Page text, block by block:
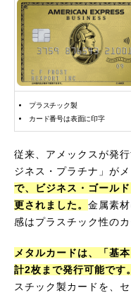
プラスチック製
カード番号は表面に印字
従来、アメックスが発
ジネス・プラチナ」がメ
で、ビジネス・ゴール
更されました。 金属素
感はプラスチック性の
メタルカードは、「基
計2枚まで発行可能です。
スチック製カードを、